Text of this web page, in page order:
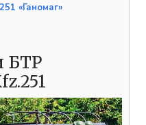
«Ганомаг»
БТР